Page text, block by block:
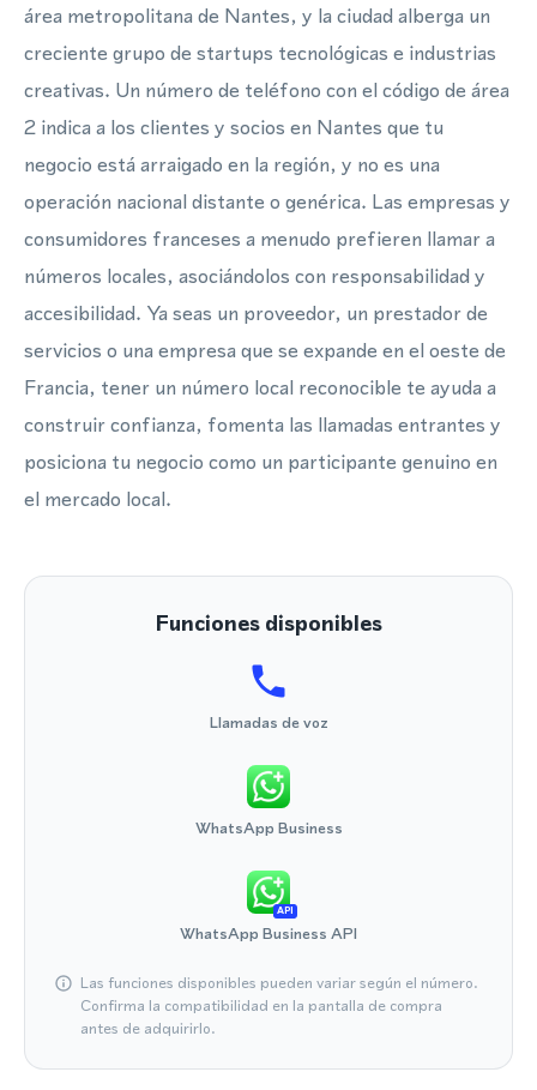
área metropolitana de Nantes, y la ciudad alberga un
creciente grupo de startups tecnológicas e industrias
creativas. Un número de teléfono con el código de área
2 indica a los clientes y socios en Nantes que tu
negocio está arraigado en la región, y no es una
operación nacional distante o genérica. Las empresas y
consumidores franceses a menudo prefieren llamar a
números locales, asociándolos con responsabilidad y
accesibilidad. Ya seas un proveedor, un prestador de
servicios o una empresa que se expande en el oeste de
Francia, tener un número local reconocible te ayuda a
construir confianza, fomenta las llamadas entrantes y
posiciona tu negocio como un participante genuino en
el mercado local.
Funciones disponibles
Llamadas de voz
WhatsApp Business
API
WhatsApp Business API
Las funciones disponibles pueden variar según el número.
Confirma la compatibilidad en la pantalla de compra
antes de adquirirlo.